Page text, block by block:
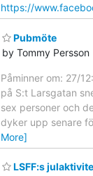
https://
Pubmöte
by Tommy Persson
Påminner om: 27/
på S:t Larsgatan
sex personer och
dyker upp senare
More]
LSFF:s